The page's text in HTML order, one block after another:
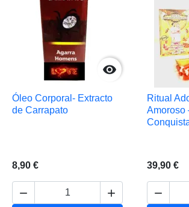

Óleo Corporal- Extracto
de Carrapato
8,90 €
 
Ritual
Amoroso
39,90 €
